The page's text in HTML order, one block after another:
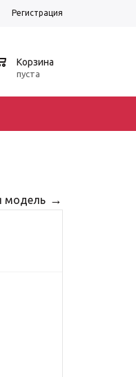
Регистрация
Корзина
пуста
модель